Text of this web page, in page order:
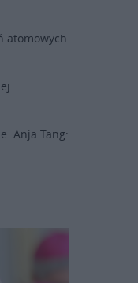
atomowych
Anja Tang: